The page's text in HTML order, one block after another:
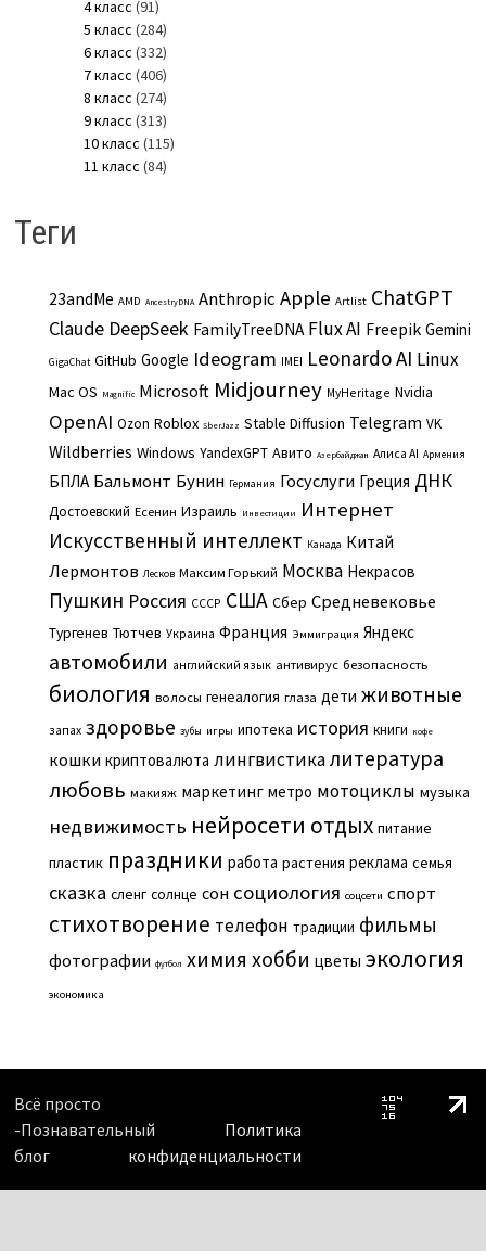
4 класс (91)
5 класс (284)
6 класс (332)
7 класс (406)
8 класс (274)
9 класс (313)
10 класс (115)
11 класс (84)
Теги
23andMe AMD AncestryDNA Anthropic Apple Artlist ChatGPT
Claude DeepSeek FamilyTreeDNA Flux AI Freepik Gemini
GigaChat GitHub Google Ideogram IMEI Leonardo AI Linux
Mac OS Magnific Microsoft Midjourney MyHeritage Nvidia
OpenAI Ozon Roblox SberJazz Stable Diffusion Telegram VK
Wildberries Windows YandexGPT Авито Азербайджан Алиса AI Армения
БПЛА Бальмонт Бунин Германия Госуслуги Греция ДНК
Достоевский Есенин Израиль Инвестиции Интернет
Искусственный интеллект Канада Китай
Лермонтов Лесков Максим Горький Москва Некрасов
Пушкин Россия СССР США Сбер Средневековье
Тургенев Тютчев Украина Франция Эммиграция Яндекс
автомобили английский язык антивирус безопасность
биология волосы генеалогия глаза дети животные
запах здоровье зубы игры ипотека история книги кофе
кошки криптовалюта лингвистикалитература
любовь макияж маркетинг метро мотоциклы музыка
недвижимость нейросети отдых питание
пластик праздники работа растения реклама семья
сказка сленг солнце сон социология соцсети спорт
стихотворение телефон традиции фильмы
фотографии футбол химия хобби цветы экология
экономика
Всё просто
-Познавательный
блог
Политика
конфиденциальности